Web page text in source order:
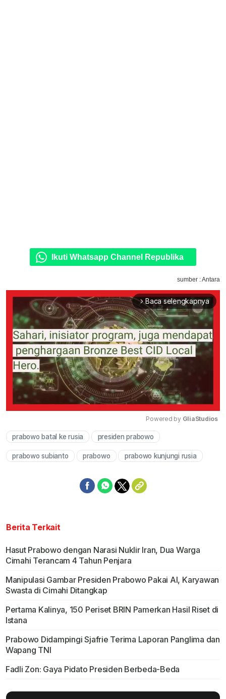
Ikuti Whatsapp Channel Republika
sumber : Antara
arrow_forward_ios Baca selengkapnya
Powered by GliaStudios
prabowo batal ke rusia presiden prabowo
prabowo subianto prabowo prabowo kunjungi rusia
Berita Terkait
Hasut Prabowo dengan Narasi Nuklir Iran, Dua Warga
Cimahi Terancam 4 Tahun Penjara
Manipulasi Gambar Presiden Prabowo Pakai AI, Karyawan
Swasta di Cimahi Ditangkap
Pertama Kalinya, 150 Periset BRIN Pamerkan Hasil Riset di
Istana
Prabowo Didampingi Sjafrie Terima Laporan Panglima dan
Wapang TNI
Fadli Zon: Gaya Pidato Presiden Berbeda-Beda